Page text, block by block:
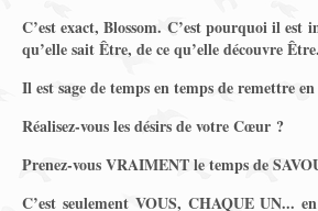
C’est exact, Blossom. C’est pourquoi il est
qu’elle sait Être, de ce qu’elle découvre Être.
Il est sage de temps en temps de remettre
Réalisez-vous les désirs de votre Cœur ?
Prenez-vous VRAIMENT le temps de
C’est seulement VOUS, CHAQUE UN...